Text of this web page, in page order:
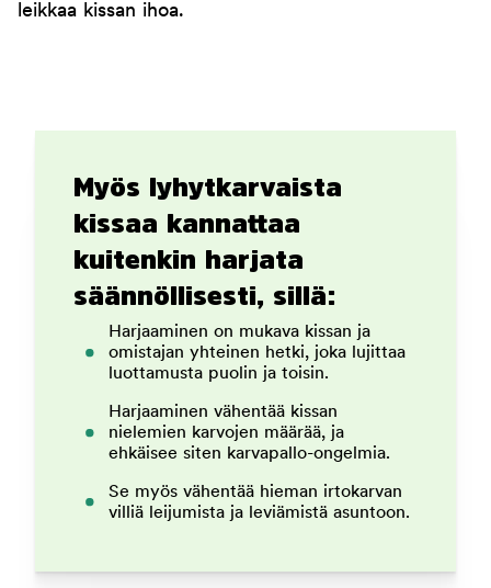
leikkaa kissan ihoa.
Myös lyhytkarvaista
kissaa kannattaa
kuitenkin harjata
säännöllisesti, sillä:
Harjaaminen on mukava kissan ja
omistajan yhteinen hetki, joka lujittaa
luottamusta puolin ja toisin.
Harjaaminen vähentää kissan
nielemien karvojen määrää, ja
ehkäisee siten karvapallo-ongelmia.
Se myös vähentää hieman irtokarvan
villiä leijumista ja leviämistä asuntoon.